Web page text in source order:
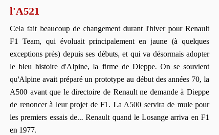
l'A521
Cela fait beaucoup de changement durant l'hiver pour Renault
F1 Team, qui évoluait principalement en jaune (à quelques
exceptions près) depuis ses débuts, et qui va désormais adopter
le bleu histoire d'Alpine, la firme de Dieppe. On se souvient
qu'Alpine avait préparé un prototype au début des années 70, la
A500 avant que le directoire de Renault ne demande à Dieppe
de renoncer à leur projet de F1. La A500 servira de mule pour
les premiers essais de... Renault quand le Losange arriva en F1
en 1977.